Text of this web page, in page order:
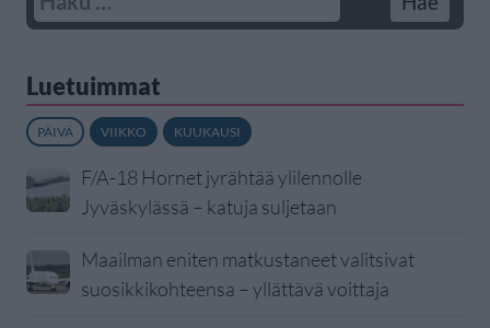
Luetuimmat
PÄIVÄ VIIKKO KUUKAUSI
F/A-18 Hornet jyrähtää ylilennolle
Jyväskylässä – katuja suljetaan
Maailman eniten matkustaneet valitsivat
suosikkikohteensa – yllättävä voittaja